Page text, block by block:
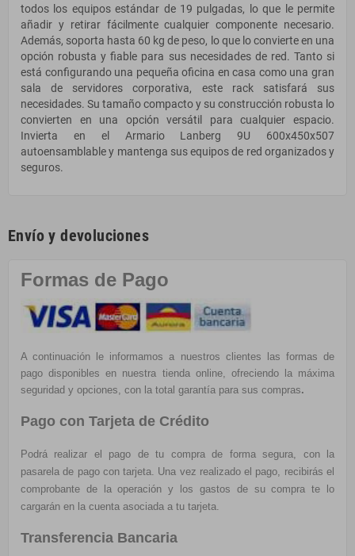
todos los equipos estándar de 19 pulgadas, lo que le permite
añadir y retirar fácilmente cualquier componente necesario.
Además, soporta hasta 60 kg de peso, lo que lo convierte en una
opción robusta y fiable para sus necesidades de red. Tanto si
está configurando una pequeña oficina en casa como una gran
sala de servidores corporativa, este rack satisfará sus
necesidades. Su tamaño compacto y su construcción robusta lo
convierten en una opción versátil para cualquier espacio.
Invierta en el Armario Lanberg 9U 600x450x507
autoensamblable y mantenga sus equipos de red organizados y
seguros.
Envío y devoluciones
Formas de Pago
A continuación le informamos a nuestros clientes las formas de
pago disponibles en nuestra tienda online, ofreciendo la máxima
seguridad y opciones, con la total garantía para sus compras.
Pago con Tarjeta de Crédito
Podrá realizar el pago de tu compra de forma segura, con la
pasarela de pago con tarjeta. Una vez realizado el pago, recibirás el
comprobante de la operación y los gastos de su compra te lo
cargarán en la cuenta asociada a tu tarjeta.
Transferencia Bancaria